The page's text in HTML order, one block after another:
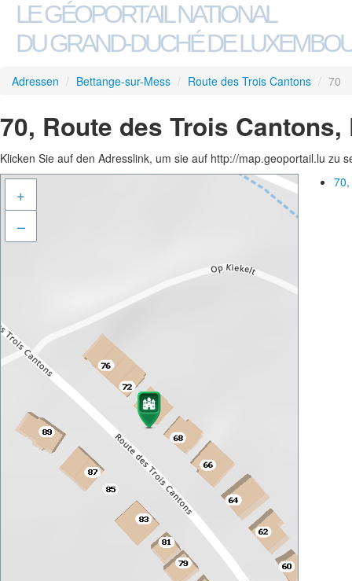
LE GÉOPORTAIL NATIONAL
DU GRAND-DUCHÉ DE
Adressen / Bettange-sur-Mess / Route des Trois Cantons / 70
70, Route des Trois
Klicken Sie auf den Adresslink, um sie auf http://map.geoportail.lu zu
+
–